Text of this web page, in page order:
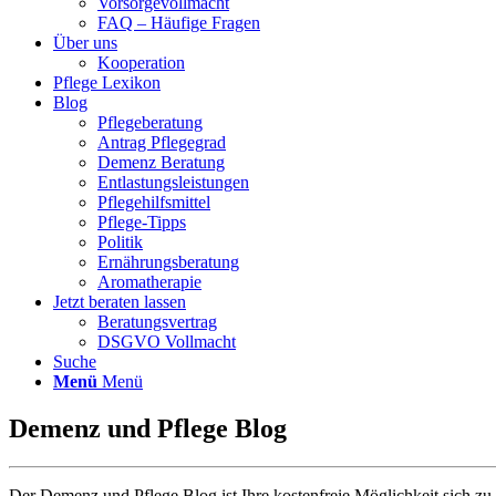
FAQ – Häufige Fragen
Über uns
Kooperation
Pflege Lexikon
Blog
Pflegeberatung
Antrag Pflegegrad
Demenz Beratung
Entlastungsleistungen
Pflegehilfsmittel
Pflege-Tipps
Politik
Ernährungsberatung
Aromatherapie
Jetzt beraten lassen
Beratungsvertrag
DSGVO Vollmacht
Suche
Menü Menü
Demenz und Pflege Blog